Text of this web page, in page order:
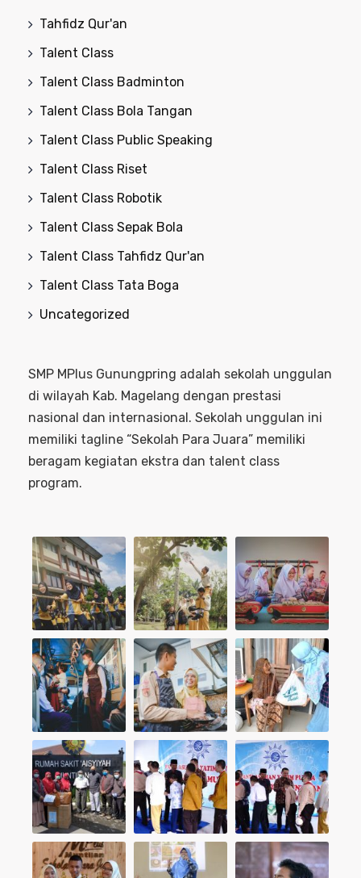
Tahfidz Qur'an
Talent Class
Talent Class Badminton
Talent Class Bola Tangan
Talent Class Public Speaking
Talent Class Riset
Talent Class Robotik
Talent Class Sepak Bola
Talent Class Tahfidz Qur'an
Talent Class Tata Boga
Uncategorized
SMP MPlus Gunungpring adalah sekolah unggulan
di wilayah Kab. Magelang dengan prestasi
nasional dan internasional. Sekolah unggulan ini
memiliki tagline “Sekolah Para Juara” memiliki
beragam kegiatan ekstra dan talent class
program.